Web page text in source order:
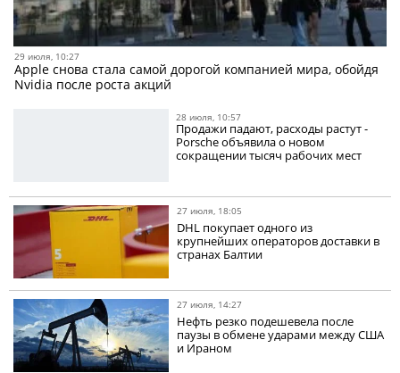
29 июля, 10:27
Apple снова стала самой дорогой компанией мира, обойдя
Nvidia после роста акций
28 июля, 10:57
Продажи падают, расходы растут -
Porsche объявила о новом
сокращении тысяч рабочих мест
27 июля, 18:05
DHL покупает одного из
крупнейших операторов доставки в
странах Балтии
27 июля, 14:27
Нефть резко подешевела после
паузы в обмене ударами между США
и Ираном